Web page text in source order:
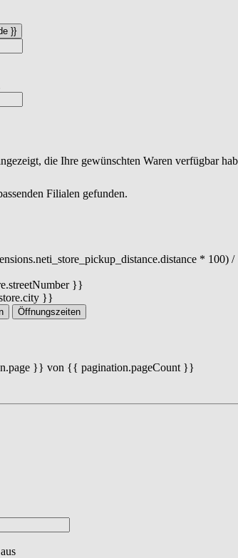
}}
die Ihre gewünschten Waren verfügbar
Filialen gefunden.
*
}}
}}
Öffnungszeiten
}} von {{ pagination.pageCount }}